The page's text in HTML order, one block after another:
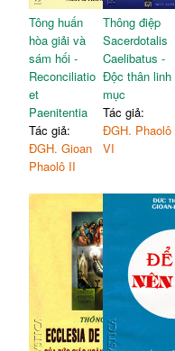
Tông huấn
hòa giải và
sám hối -
Reconciliatio
et
Paenitentia
Tác giả:
ĐGH. Gioan
Phaolô II
Thông điệp
Sacerdotalis
Caelibatus -
Độc thân linh
mục
Tác giả:
ĐGH. Phaolô
VI